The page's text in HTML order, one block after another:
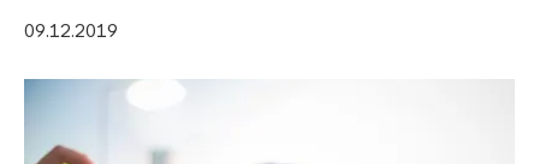
09.12.2019